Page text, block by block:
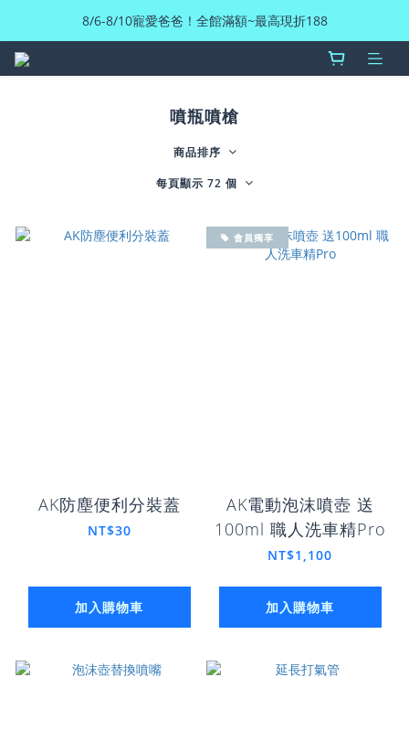
8/6-8/10寵愛爸爸！全館滿額~最高現折188
噴瓶噴槍
商品排序
每頁顯示 72 個
AK防塵便利分裝蓋
NT$30
加入購物車
會員獨享
AK電動泡沫噴壺 送
100ml 職人洗車精Pro
NT$1,100
加入購物車